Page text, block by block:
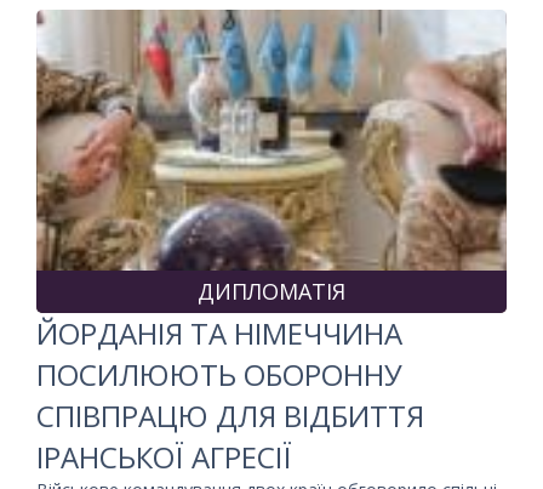
ДИПЛОМАТІЯ
ЙОРДАНІЯ ТА НІМЕЧЧИНА
ПОСИЛЮЮТЬ ОБОРОННУ
СПІВПРАЦЮ ДЛЯ ВІДБИТТЯ
ІРАНСЬКОЇ АГРЕСІЇ